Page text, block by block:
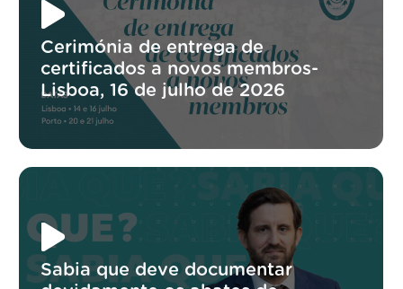
Cerimónia de entrega de
certificados a novos membros-
Lisboa, 16 de julho de 2026
Sabia que deve documentar